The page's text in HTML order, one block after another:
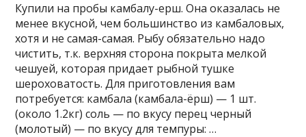
Купили на пробы камбалу-ерш. Она оказалась не
менее вкусной, чем большинство из камбаловых,
хотя и не самая-самая. Рыбу обязательно надо
чистить, т.к. верхняя сторона покрыта мелкой
чешуей, которая придает рыбной тушке
шероховатость. Для приготовления вам
потребуется: камбала (камбала-ёрш) — 1 шт.
(около 1.2кг) соль — по вкусу перец черный
(молотый) — по вкусу для темпуры: …